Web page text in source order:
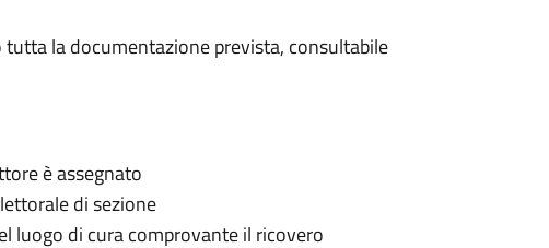
la documentazione prevista, consultabile
è assegnato
di sezione
luogo di cura comprovante il ricovero